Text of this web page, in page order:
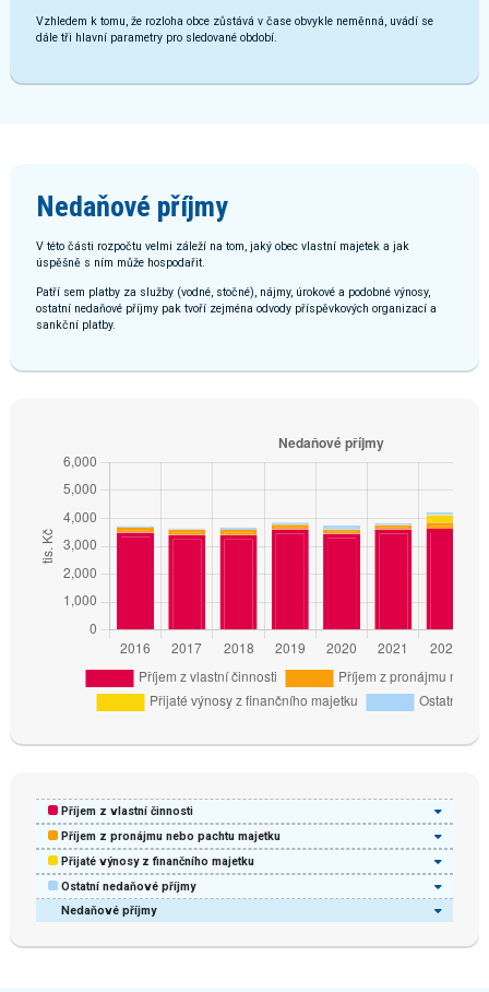
Vzhledem k tomu, že rozloha obce zůstává v čase obvykle neměnná, uvádí se
dále tři hlavní parametry pro sledované období.
Nedaňové příjmy
V této části rozpočtu velmi záleží na tom, jaký obec vlastní majetek a jak
úspěšně s ním může hospodařit.
Patří sem platby za služby (vodné, stočné), nájmy, úrokové a podobné výnosy,
ostatní nedaňové příjmy pak tvoří zejména odvody příspěvkových organizací a
sankční platby.
Nedaňové příjmy
Příjem z vlastní činnosti
Příjem z pronájmu nebo pachtu majetku
Přijaté výnosy z finančního majetku
Ostatní nedaňové příjmy